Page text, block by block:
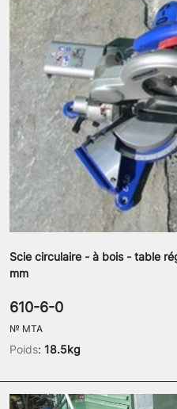
Scie circulaire - à bois - table
mm
Poids: 18.5kg
610-6-0
№ MTA